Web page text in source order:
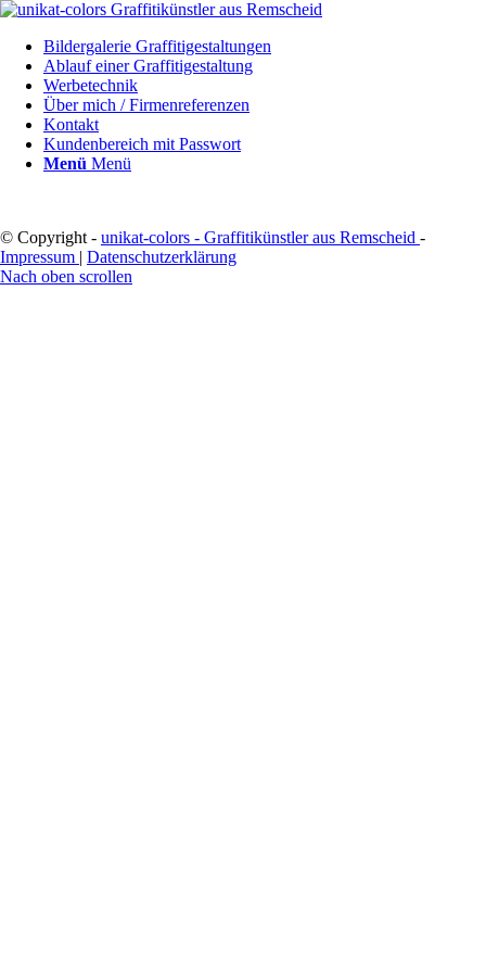
Bildergalerie Graffitigestaltungen
Ablauf einer Graffitigestaltung
Werbetechnik
Über mich / Firmenreferenzen
Kontakt
Kundenbereich mit Passwort
Menü Menü
© Copyright - unikat-colors - Graffitikünstler aus Remscheid -
Impressum | Datenschutzerklärung
Nach oben scrollen